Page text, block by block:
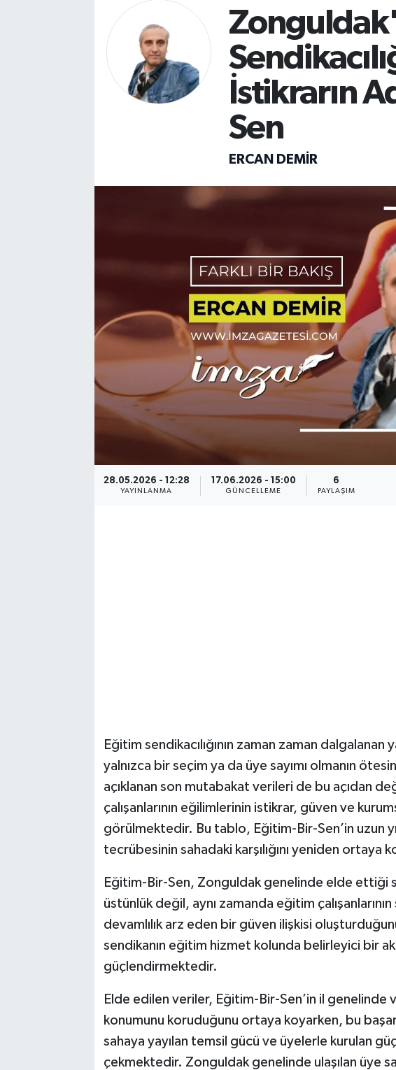
İstikrarın
Sen
ERCAN DEMIR
28.05.2026 - 12:28
YAYINLANMA
17.06.2026 - 15:00
GÜNCELLEME
6
PAYLAŞIM
Eğitim sendikacılığının zaman zaman dalgalanan
yalnızca bir seçim ya da üye sayımı olmanın
açıklanan son mutabakat verileri de bu açıdan
çalışanlarının eğilimlerinin istikrar, güven ve
görülmektedir. Bu tablo, Eğitim-Bir-Sen’in uzun
tecrübesinin sahadaki karşılığını yeniden ortaya
Eğitim-Bir-Sen, Zonguldak genelinde elde ettiği
üstünlük değil, aynı zamanda eğitim
devamlılık arz eden bir güven ilişkisi
sendikanın eğitim hizmet kolunda belirleyici bir
güçlendirmektedir.
Elde edilen veriler, Eğitim-Bir-Sen’in il
konumunu koruduğunu ortaya koyarken, bu
sahaya yayılan temsil gücü ve üyelerle kurulan
çekmektedir. Zonguldak genelinde ulaşılan üye